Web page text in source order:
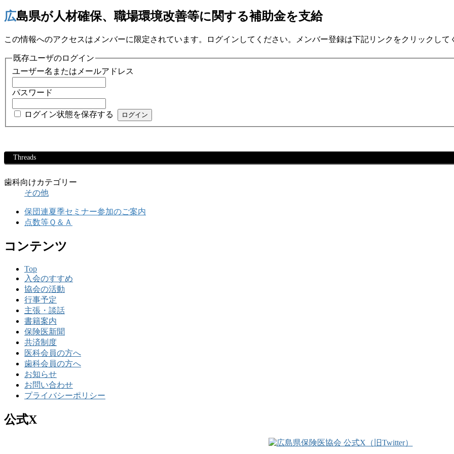
広島県が人材確保、職場環境改善等に関する補助金を支給
この情報へのアクセスはメンバーに限定されています。ログインしてください。メンバー登録は下記リンクをクリックして
既存ユーザのログイン
ユーザー名またはメールアドレス
パスワード
ログイン状態を保存する
Threads
歯科向けカテゴリー
その他
保団連夏季セミナー参加のご案内
点数等Ｑ＆Ａ
コンテンツ
Top
入会のすすめ
協会の活動
行事予定
主張・談話
書籍案内
保険医新聞
共済制度
医科会員の方へ
歯科会員の方へ
お知らせ
お問い合わせ
プライバシーポリシー
公式X